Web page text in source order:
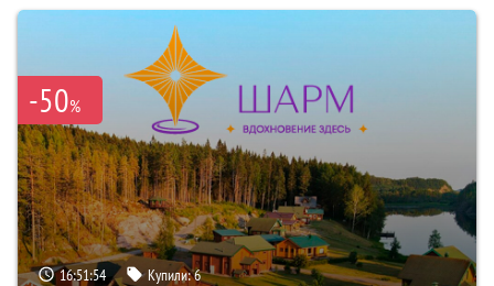
-50%
16:51:52 Купили:6